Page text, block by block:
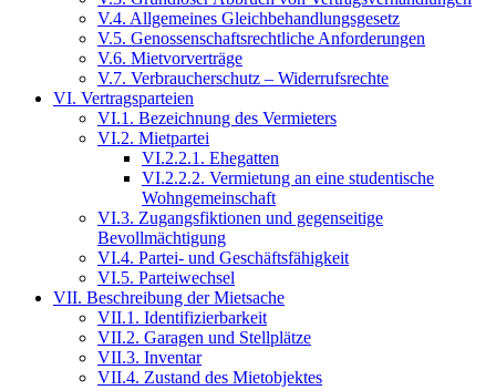
V.4. Allgemeines Gleichbehandlungsgesetz
V.5. Genossenschaftsrechtliche Anforderungen
V.6. Mietvorverträge
V.7. Verbraucherschutz – Widerrufsrechte
VI. Vertragsparteien
VI.1. Bezeichnung des Vermieters
VI.2. Mietpartei
VI.2.2.1. Ehegatten
VI.2.2.2. Vermietung an eine studentische
Wohngemeinschaft
VI.3. Zugangsfiktionen und gegenseitige
Bevollmächtigung
VI.4. Partei- und Geschäftsfähigkeit
VI.5. Parteiwechsel
VII. Beschreibung der Mietsache
VII.1. Identifizierbarkeit
VII.2. Garagen und Stellplätze
VII.3. Inventar
VII.4. Zustand des Mietobjektes